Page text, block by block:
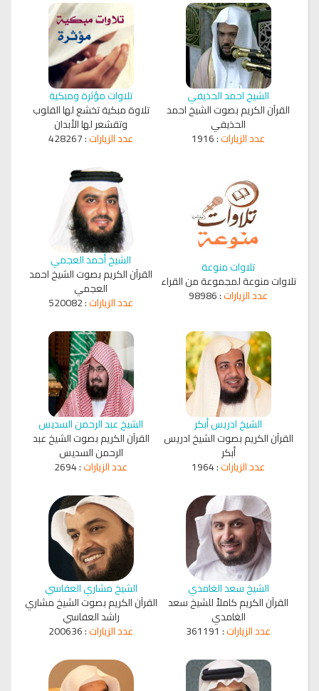
الشيخ احمد الحذيفي
القرآن الكريم بصوت الشيخ احمد
الحذيفي
عدد الزيارات:
1916
تلاوات مؤثرة ومبكية
تلاوة مبكية تخشع لها القلوب
وتقشعر لها الأبدان
عدد الزيارات:
428267
تلاوات منوعة
تلاوات منوعة لمجموعة من القراء
عدد الزيارات:
98986
الشيخ أحمد العجمي
القرآن الكريم بصوت الشيخ احمد
العجمي
عدد الزيارات:
520082
الشيخ ادريس أبكر
القرآن الكريم بصوت الشيخ ادريس
أبكر
عدد الزيارات:
1964
الشيخ عبد الرحمن السديس
القرآن الكريم بصوت الشيخ عبد
الرحمن السديس
عدد الزيارات:
2694
الشيخ سعد الغامدي
القرآن الكريم كاملاً للشيخ سعد
الغامدي
عدد الزيارات:
361191
الشيخ مشاري العفاسي
القرآن الكريم بصوت الشيخ مشاري
راشد العفاسي
عدد الزيارات:
200636